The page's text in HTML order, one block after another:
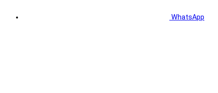
WhatsApp